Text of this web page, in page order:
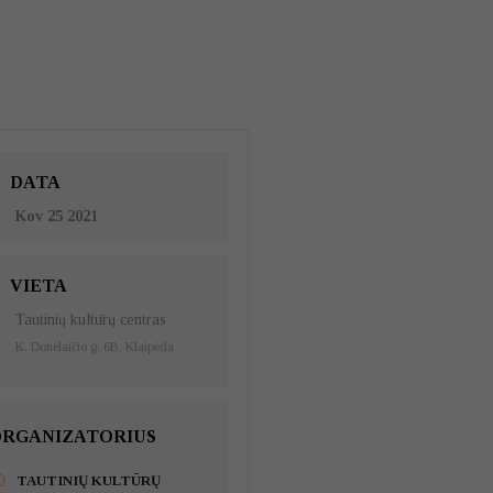
DATA
Kov 25 2021
VIETA
Tautinių kultūrų centras
K. Donelaičio g. 6B, Klaipėda
TAUTINIŲ KULTŪRŲ